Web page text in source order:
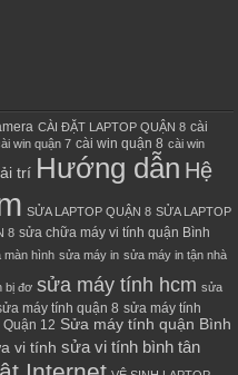
CÀI ĐẶT LAPTOP QUẬN 8 cài
win quận 7 cài win quận 8 cài win
trí Hướng dẫn Hệ
SỬA LAPTOP QUẬN 8 SỬA LAPTOP
8 sửa chữa máy vi tính quận Bình
màn hình sửa máy in sửa máy in tận nhà
bị đơ sửa máy tính hcm sửa
máy tính quận 8 sửa máy tính
12 Sửa máy tính quận Bình
vi tính sửa vi tính bình tân